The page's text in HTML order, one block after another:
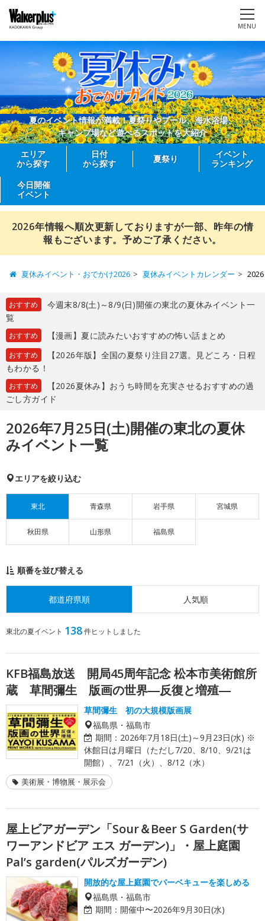
MENU
夏のイベント情報が満載！夏祭りやプール、海水浴場、
キャンプ場など遊べるスポットを大紹介
エリア
から探す
日付
から探す
夏祭り
イベント
ランキング
今日開催
イベント
2026年情報へ順次更新しておりますが一部、昨年の情
報もございます。予めご了承ください。
夏休みイベント・おでかけ2026 夏休みイベントカレンダー
おすすめ
今週末8/8(土)～8/9(日)開催の東北の夏休みイベント一
覧
おすすめ 【漫画】夏に読みたいおすすめの怖い話まとめ
おすすめ
【2026年版】全国の夏祭り注目27選。見どころ・日程
もわかる！
おすすめ
【2026夏休み】おうち時間を充実させるおすすめの過
ごし方ガイド
2026年7月25日(土)開催の東北の夏休
みイベント一覧
エリアを絞り込む
東北 青森県 岩手県 宮城県
秋田県 山形県 福島県
順番を並び替える
都道府県順 人気順
東北の夏イベント 138件ヒットしました
KFB福島放送 開局45周年記念 松本市美術館所
蔵 草間彌生 版画の世界―反復と増殖―
草間彌生 初の大規模版画展
福島県・福島市
期間： 2026年7月18日(土)～9月23日(水) ※
休館日は月曜日（ただし7/20、8/10、9/21は
開館）、7/21（火）、8/12（水）
美術展・博物展・展示会
屋上ビアガーデン「Sour＆Beer S Garden(サ
ワーアンドビア エス ガーデン)」・屋上庭園
Pal’s garden(パルズガーデン)
開放的な屋上庭園でバーベキューを楽しめる
福島県・福島市
期間： 開催中〜2026年9月30日(水)